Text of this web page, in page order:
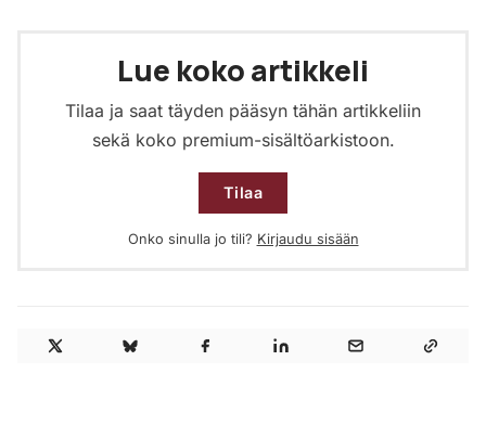
Lue koko artikkeli
Tilaa ja saat täyden pääsyn tähän artikkeliin
sekä koko premium-sisältöarkistoon.
Tilaa
Onko sinulla jo tili? Kirjaudu sisään